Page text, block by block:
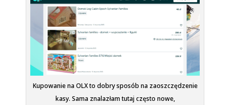
Kupowanie na OLX to dobry sposób na zaoszczędzenie
kasy. Sama znalazłam tutaj często nowe,